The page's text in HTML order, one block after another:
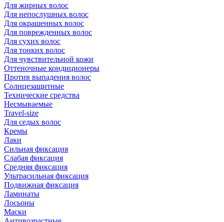
Для жирных волос
Для непослушных волос
Для окрашенных волос
Для поврежденных волос
Для сухих волос
Для тонких волос
Для чувствительной кожи
Оттеночные кондиционеры
Против выпадения волос
Солнцезащитные
Технические средства
Несмываемые
Travel-size
Для седых волос
Кремы
Лаки
Сильная фиксация
Слабая фиксация
Средняя фиксация
Ультрасильная фиксация
Подвижная фиксация
Ламинаты
Лосьоны
Маски